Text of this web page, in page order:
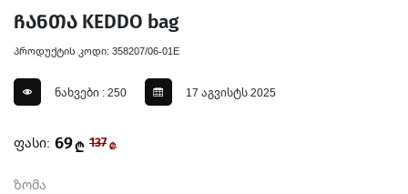
ჩანთა KEDDO bag
პროდუქტის კოდი: 358207/06-01E
ნახვები : 250 17 აგვისტს 2025
ფასი: 69₾ 137 ₾
ზომა